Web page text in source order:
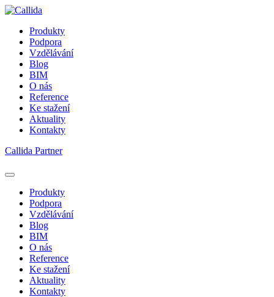
Produkty
Podpora
Vzdělávání
Blog
BIM
O nás
Reference
Ke stažení
Aktuality
Kontakty
Callida Partner
Produkty
Podpora
Vzdělávání
Blog
BIM
O nás
Reference
Ke stažení
Aktuality
Kontakty